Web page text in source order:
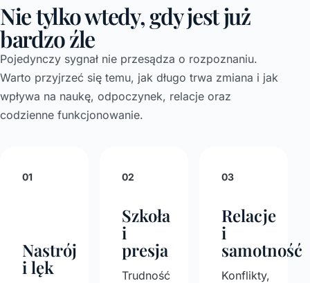
Nie tylko wtedy, gdy jest już
bardzo źle
Pojedynczy sygnał nie przesądza o rozpoznaniu.
Warto przyjrzeć się temu, jak długo trwa zmiana i jak
wpływa na naukę, odpoczynek, relacje oraz
codzienne funkcjonowanie.
01
Nastrój
i lęk
02
Szkoła
i
presja
Trudność
03
Relacje
i
samotność
Konflikty,